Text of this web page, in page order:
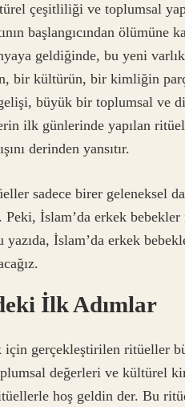
çeşitliliği ve toplumsal
başlangıcından ölümüne
geldiğinde, bu yeni
bir kültürün, bir kimliğin
büyük bir toplumsal ve
ilk günlerinde yapılan
derinden yansıtır.
sadece birer geleneksel
Peki, İslam’da erkek
İslam’da erkek
İlk Adımlar
gerçekleştirilen ritüeller
değerleri ve kültürel
hoş geldin der. Bu